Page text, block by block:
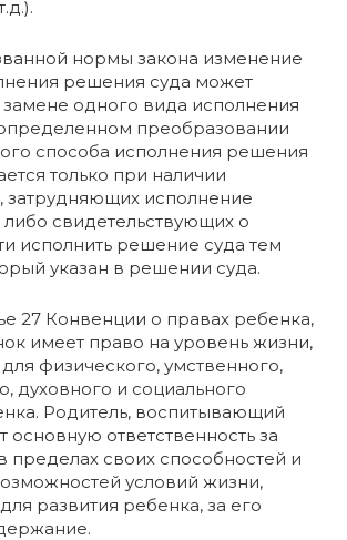
нормы закона изменение
решения суда может
замене одного вида исполнения
преобразовании
способа исполнения решения
только при наличии
затрудняющих исполнение
свидетельствующих о
исполнить решение суда тем
указан в решении суда.
27 Конвенции о правах ребенка,
имеет право на уровень жизни,
физического, умственного,
духовного и социального
Родитель, воспитывающий
основную ответственность за
пределах своих способностей и
условий жизни,
развития ребенка, за его